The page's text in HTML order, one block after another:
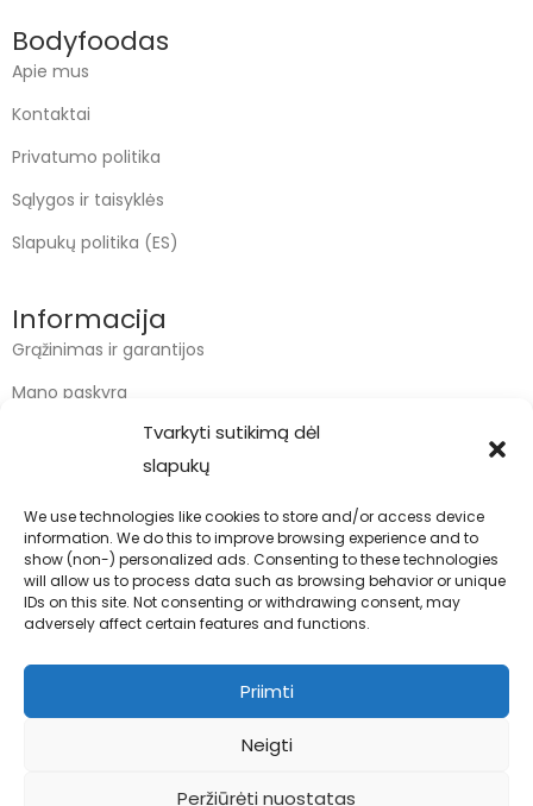
Tvarkyti sutikimą dėl
slapukų
We use technologies like cookies to store and/or access device
information. We do this to improve browsing experience and to
show (non-) personalized ads. Consenting to these technologies
will allow us to process data such as browsing behavior or unique
IDs on this site. Not consenting or withdrawing consent, may
adversely affect certain features and functions.
Priimti
Neigti
Peržiūrėti nuostatas
Bodyfoodas
Apie mus
Kontaktai
Privatumo politika
Sąlygos ir taisyklės
Slapukų politika (ES)
Informacija
Grąžinimas ir garantijos
Mano paskyra
Kontaktai
info@bodyfoodas.lt
+370 600 77017
Visos teisės saugomos © Bodyfoodas.lt 2026